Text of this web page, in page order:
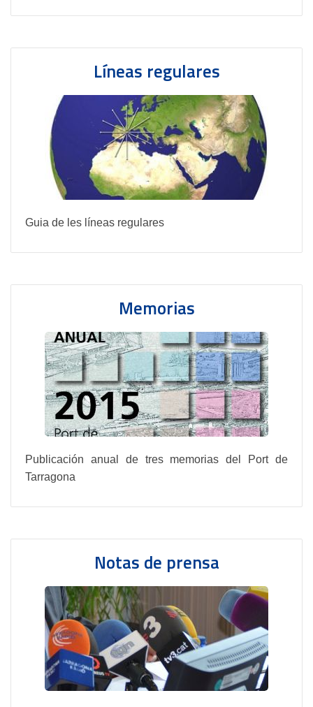
Líneas regulares
Guia de les líneas regulares
Memorias
Publicación anual de tres memorias del Port de
Tarragona
Notas de prensa